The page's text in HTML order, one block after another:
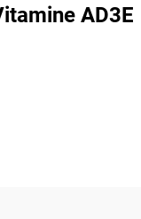
AD3E